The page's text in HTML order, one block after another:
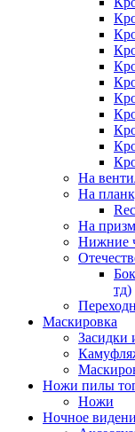
На
На
На
Нижние
тд)
Маскировка
Засидки
Ножи пилы
Ножи
Ночное